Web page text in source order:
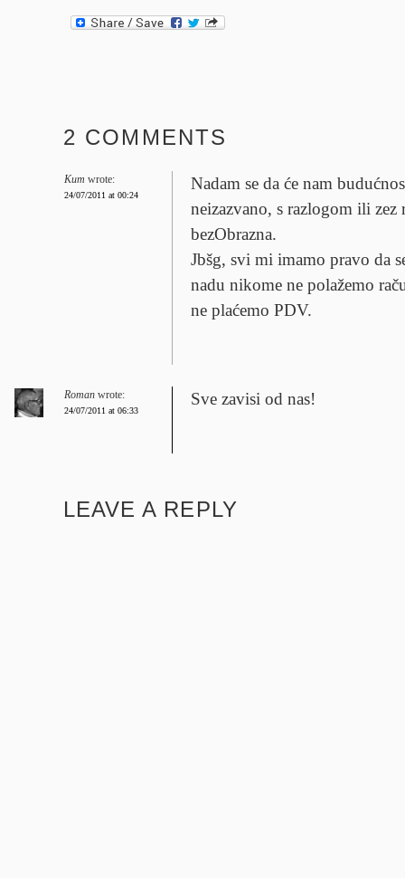
2 COMMENTS
Kum wrote:
24/07/2011 at 00:24
Nadam se da će nam
neizazvano, s razlogom ili
bezObrazna.
Jbšg, svi mi imamo pravo da
nadu nikome ne polažemo
ne plaćemo PDV.
Roman wrote:
24/07/2011 at 06:33
Sve zavisi od nas!
LEAVE A REPLY